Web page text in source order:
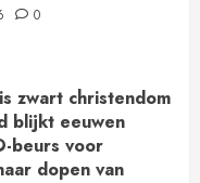
0
zwart christendom
blijkt eeuwen
beurs voor
dopen van